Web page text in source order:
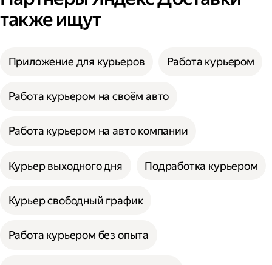
также ищут
Приложение для курьеров Работа курьером
Работа курьером на своём авто
Работа курьером на авто компании
Курьер выходного дня Подработка курьером
Курьер свободный график
Работа курьером без опыта